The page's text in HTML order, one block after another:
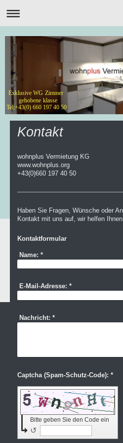
Exklusive WG Zimmer
gehobene klasse
Tel:+43(0) 660 197 40 50
Kontakt
wohnplus Vermietung KG
www.wohnplus.org
+43(0)660 197 40 50
Haben Sie Fragen, Wünsche oder
Kontakt mit uns auf, wir helfen
Kontaktformular
Name: *
E-Mail-Adresse: *
Nachricht: *
Captcha (Spam-Schutz-Code): *
Bitte geben Sie den Code ein
↺